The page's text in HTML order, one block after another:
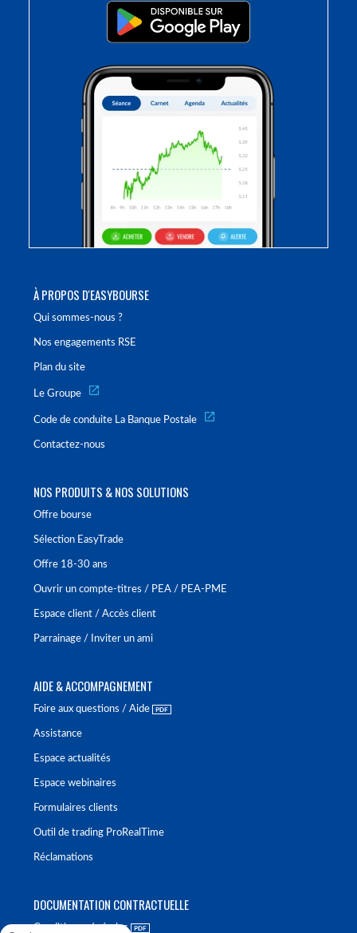
À PROPOS D'EASYBOURSE
Qui sommes-nous ?
Nos engagements RSE
Plan du site
Le Groupe
Code de conduite La Banque Postale
Contactez-nous
NOS PRODUITS & NOS SOLUTIONS
Offre bourse
Sélection EasyTrade
Offre 18-30 ans
Ouvrir un compte-titres / PEA / PEA-PME
Espace client / Accès client
Parrainage / Inviter un ami
AIDE & ACCOMPAGNEMENT
Foire aux questions / Aide
Assistance
Espace actualités
Espace webinaires
Formulaires clients
Outil de trading ProRealTime
Réclamations
DOCUMENTATION CONTRACTUELLE
Conditions générales